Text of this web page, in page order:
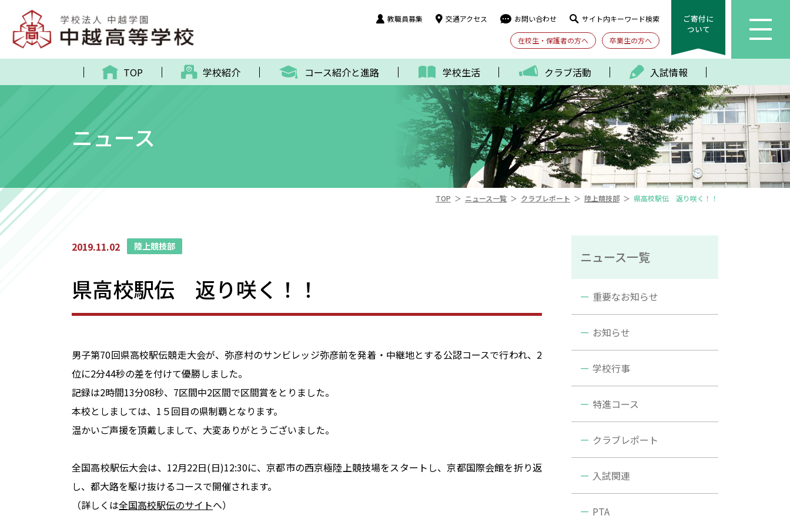
教職員募集 交通アクセス お問い合わせ サイト内キーワード検索
在校生・保護者の方へ 卒業生の方へ
ご寄付に
ついて
TOP 学校紹介 コース紹介と進路 学校生活 クラブ活動 入試情報
ニュース
TOP ＞ ニュース一覧 ＞ クラブレポート ＞ 陸上競技部 ＞ 県高校駅伝 返り咲く！！
2019.11.02 陸上競技部
県高校駅伝 返り咲く！！
男子第70回県高校駅伝競走大会が、弥彦村のサンビレッジ弥彦前を発着・中継地とする公認コースで行われ、2
位に2分44秒の差を付けて優勝しました。
記録は2時間13分08秒、7区間中2区間で区間賞をとりました。
本校としましては、1５回目の県制覇となります。
温かいご声援を頂戴しまして、大変ありがとうございました。
全国高校駅伝大会は、12月22日(日)12:30に、京都市の西京極陸上競技場をスタートし、京都国際会館を折り返
し、都大路を駆け抜けるコースで開催されます。
（詳しくは全国高校駅伝のサイトへ）
ニュース一覧
重要なお知らせ
お知らせ
学校行事
特進コース
クラブレポート
入試関連
PTA